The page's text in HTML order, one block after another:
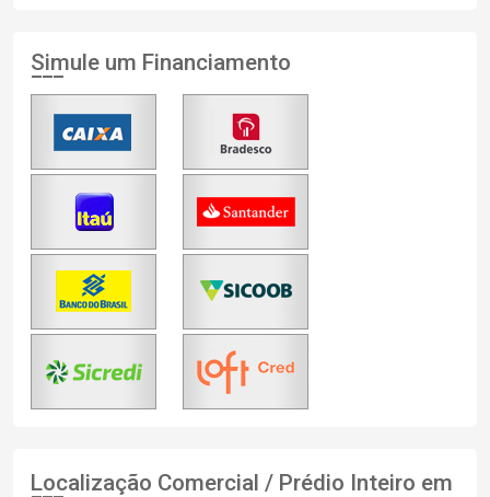
Simule um Financiamento
Localização Comercial / Prédio Inteiro em